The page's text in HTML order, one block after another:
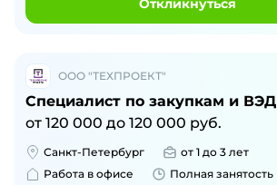
Откликнуться
ООО "ТЕХПРОЕКТ"
Специалист по закупкам и ВЭД
от 120 000 до 120 000 руб.
Санкт-Петербург
от 1 до 3 лет
Работа в офисе
Полная занятость